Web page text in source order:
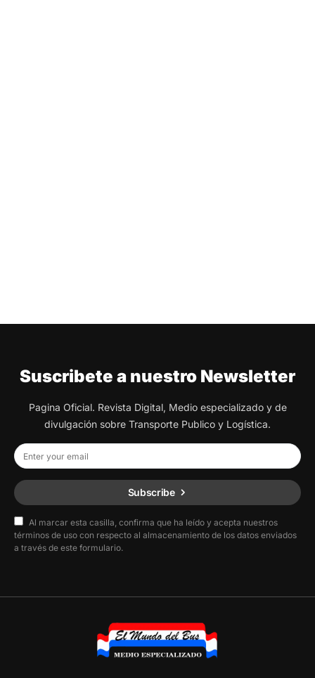
Suscribete a nuestro Newsletter
Pagina Oficial. Revista Digital, Medio especializado y de
divulgación sobre Transporte Publico y Logística.
Subscribe
Al marcar esta casilla, confirma que ha leído y acepta nuestros
términos de uso con respecto al almacenamiento de los datos enviados
a través de este formulario.